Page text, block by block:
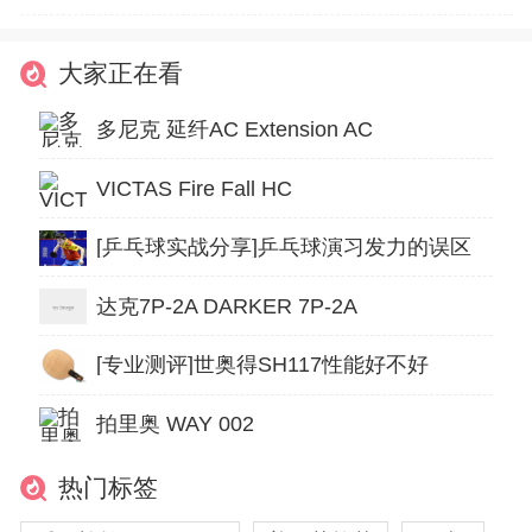
大家正在看
多尼克 延纤AC Extension AC
VICTAS Fire Fall HC
[乒乓球实战分享]乒乓球演习发力的误区
达克7P-2A DARKER 7P-2A
[专业测评]世奥得SH117性能好不好
拍里奥 WAY 002
热门标签